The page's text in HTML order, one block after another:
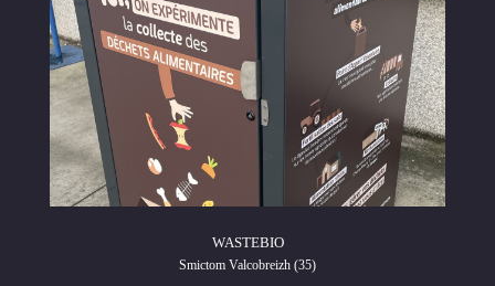
WASTEBIO
Smictom Valcobreizh (35)